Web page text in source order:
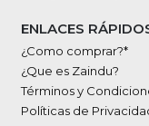
ENLACES
¿Como comprar?*
¿Que es Zaindu?
Términos y
Políticas de